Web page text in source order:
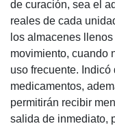
de curación, sea el
reales de cada
los almacenes
movimiento, cuando
uso frecuente.
medicamentos,
permitirán recibir
salida de inmediato,